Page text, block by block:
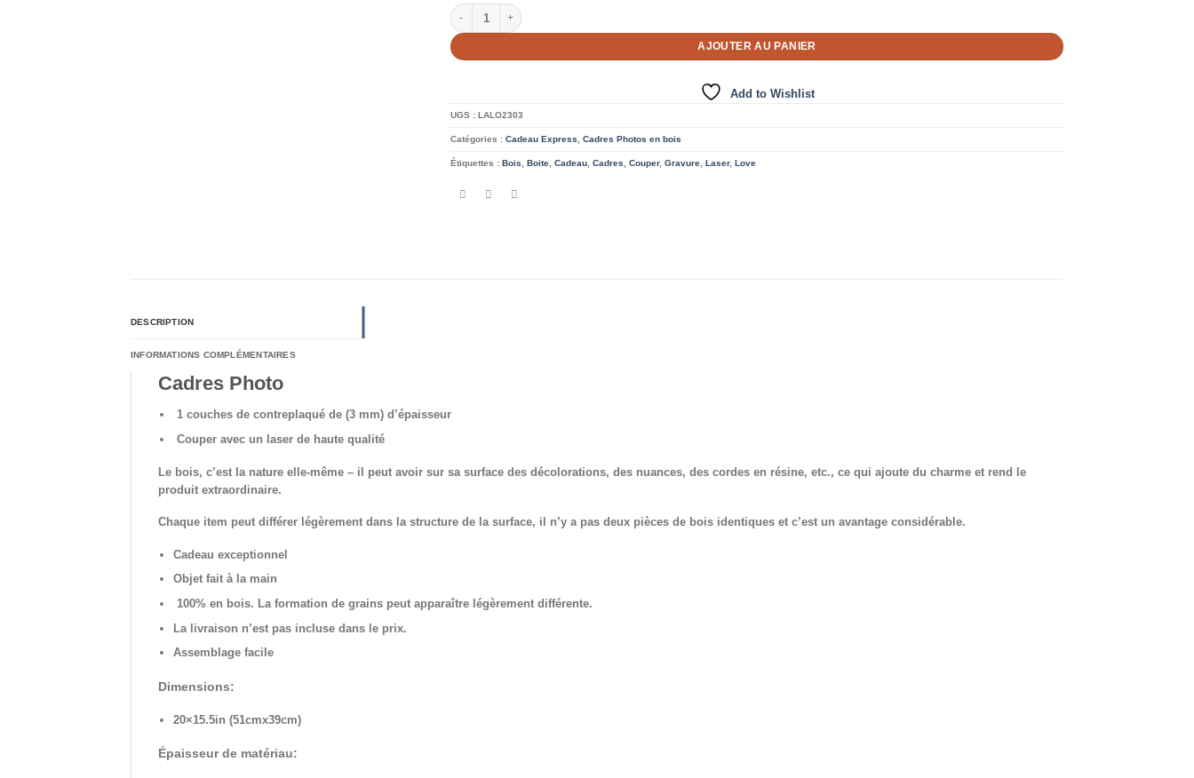
quantité de Cadres Photo Love
AJOUTER AU PANIER
Add to Wishlist
UGS : LALO2303
Catégories : Cadeau Express Cadres Photos en bois
Étiquettes : Bois Boite Cadeau Cadres Couper, Gravure Laser, Love
DESCRIPTION
INFORMATIONS COMPLÉMENTAIRES
Cadres Photo
1 couches de contreplaqué de (3 mm) d’épaisseur
Couper avec un laser de haute qualité
Le bois, c’est la nature elle-même – il peut avoir sur sa surface des décolorations, des nuances, des cordes en résine, etc., ce qui ajoute du charme et rend le
produit extraordinaire.
Chaque item peut différer légèrement dans la structure de la surface, il n’y a pas deux pièces de bois identiques et c’est un avantage considérable.
Cadeau exceptionnel
Objet fait à la main
100% en bois. La formation de grains peut apparaître légèrement différente.
La livraison n’est pas incluse dans le prix.
Assemblage facile
Dimensions:
20×15.5in (51cmx39cm)
Épaisseur de matériau: